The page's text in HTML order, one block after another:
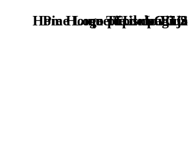
TU - LOGO
que tipo de viaje
Home Logo pie de página
Pie Home Turismo EUS